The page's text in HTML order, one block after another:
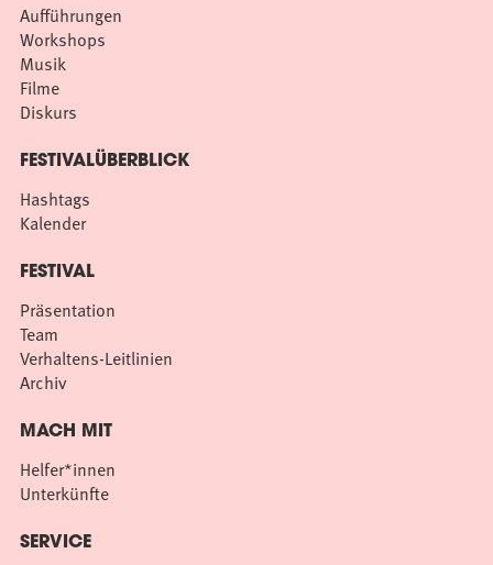
Aufführungen
Workshops
Musik
Filme
Diskurs
FESTIVALÜBERBLICK
Hashtags
Kalender
FESTIVAL
Präsentation
Team
Verhaltens-Leitlinien
Archiv
MACH MIT
Helfer*innen
Unterkünfte
SERVICE